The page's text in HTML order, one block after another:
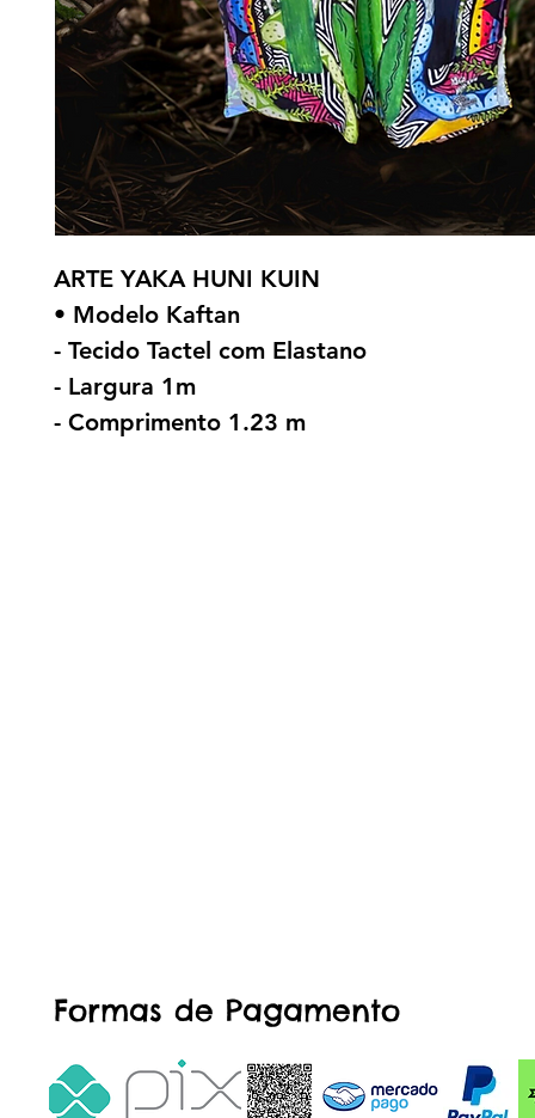
ARTE YAKA HUNI KUIN
• Modelo Kaftan
- Tecido Tactel com Elastano
- Largura 1m
- Comprimento 1.23 m
Formas de Pagamento